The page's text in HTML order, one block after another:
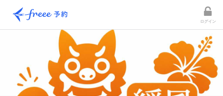
ログイン